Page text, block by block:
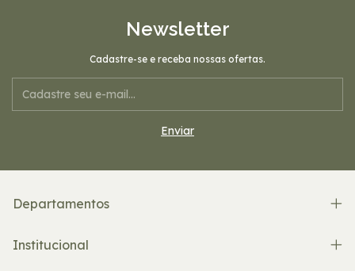
Newsletter
Cadastre-se e receba nossas ofertas.
Departamentos
Institucional